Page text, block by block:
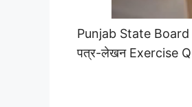
Punjab State Board
पत्र-लेखन Exercise